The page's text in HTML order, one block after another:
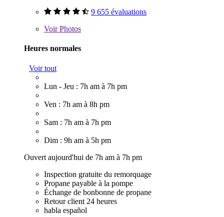
9 655 évaluations
VoirPhotos
Heures normales
Voir tout
Lun - Jeu : 7h am à 7h pm
Ven : 7h am à 8h pm
Sam : 7h am à 7h pm
Dim : 9h am à 5h pm
Ouvert aujourd'hui de 7h am à 7h pm
Inspection gratuite du remorquage
Propane payable à la pompe
Échange de bonbonne de propane
Retour client 24 heures
habla español